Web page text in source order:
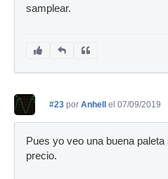
samplear.
#23 por Anhell el 07/09/2019
Pues yo veo una buena
precio.